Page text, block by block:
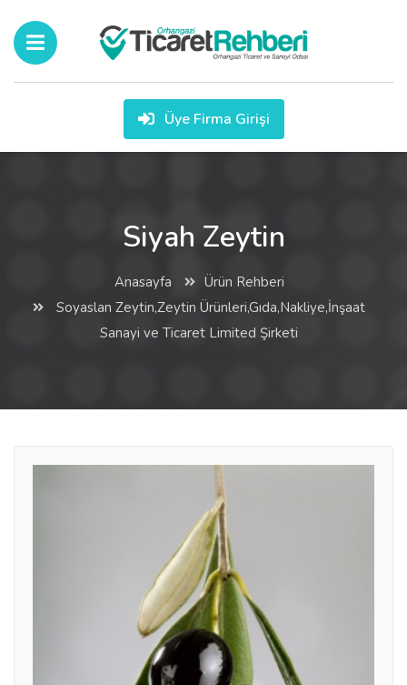
Üye Firma Girişi
Siyah Zeytin
Anasayfa
Ürün Rehberi
Soyaslan Zeytin,Zeytin Ürünleri,Gıda,Nakliye,İnşaat
Sanayi ve Ticaret Limited Şirketi